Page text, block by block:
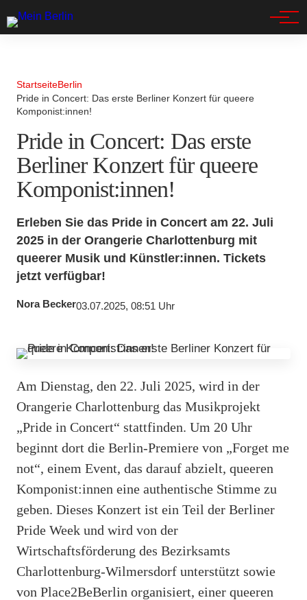
StartseiteBerlin
Pride in Concert: Das erste Berliner Konzert für queere
Komponist:innen!
Pride in Concert: Das erste
Berliner Konzert für queere
Komponist:innen!
Erleben Sie das Pride in Concert am 22. Juli
2025 in der Orangerie Charlottenburg mit
queerer Musik und Künstler:innen. Tickets
jetzt verfügbar!
Nora Becker03.07.2025, 08:51 Uhr
Am Dienstag, den 22. Juli 2025, wird in der
Orangerie Charlottenburg das Musikprojekt
„Pride in Concert“ stattfinden. Um 20 Uhr
beginnt dort die Berlin-Premiere von „Forget me
not“, einem Event, das darauf abzielt, queeren
Komponist:innen eine authentische Stimme zu
geben. Dieses Konzert ist ein Teil der Berliner
Pride Week und wird von der
Wirtschaftsförderung des Bezirksamts
Charlottenburg-Wilmersdorf unterstützt sowie
von Place2BeBerlin organisiert, einer queeren